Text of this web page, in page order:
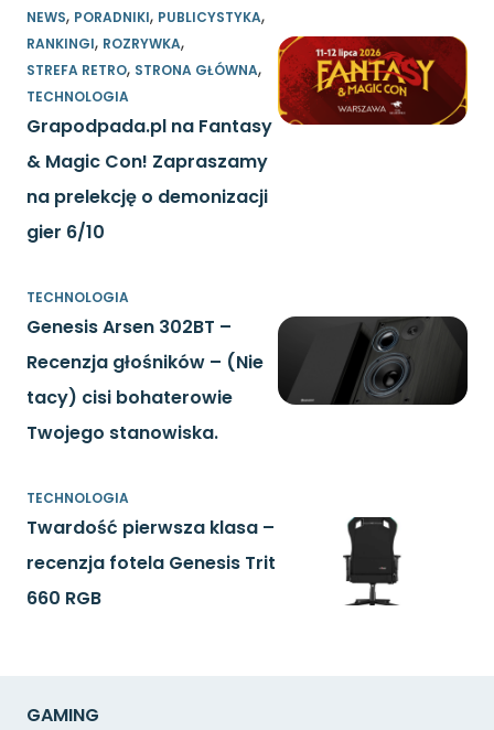
NEWS, PORADNIKI, PUBLICYSTYKA,
RANKINGI, ROZRYWKA,
STREFA RETRO, STRONA GŁÓWNA,
TECHNOLOGIA
Grapodpada.pl na Fantasy
& Magic Con! Zapraszamy
na prelekcję o demonizacji
gier 6/10
TECHNOLOGIA
Genesis Arsen 302BT –
Recenzja głośników – (Nie
tacy) cisi bohaterowie
Twojego stanowiska.
TECHNOLOGIA
Twardość pierwsza klasa –
recenzja fotela Genesis Trit
660 RGB
GAMING